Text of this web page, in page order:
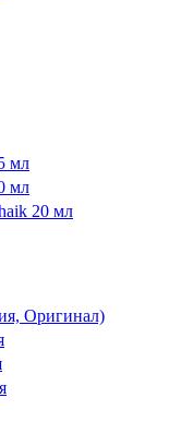
мл
мл
20 мл
Оригинал)